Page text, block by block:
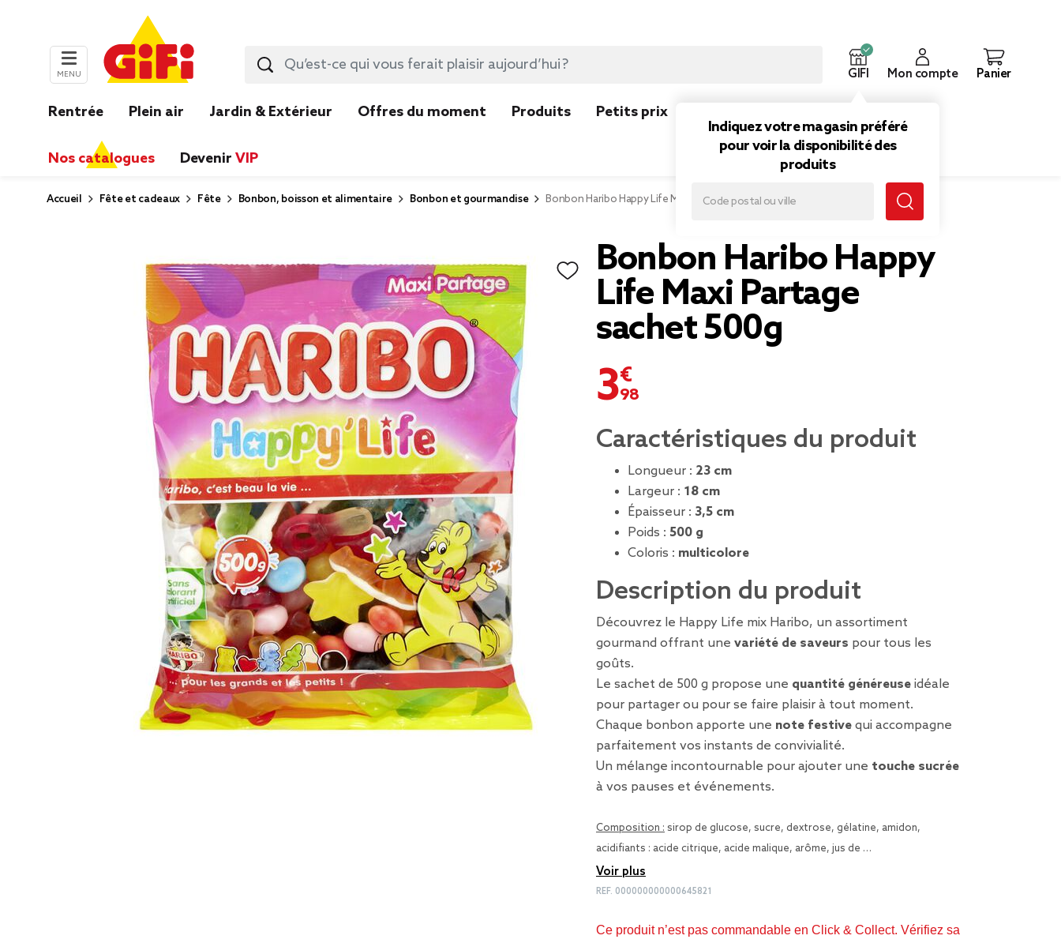
MENU GIFI
Indiquez votre magasin préféré
pour voir la disponibilité des
produits
Mon compte Panier
Rentrée Plein air Jardin & Extérieur Offres du moment Produits Petits prix
Nos catalogues Devenir VIP
Accueil Fête et cadeaux Fête Bonbon, boisson et alimentaire Bonbon et gourmandise Bonbon Haribo Happy Life Maxi Partage sachet 500g
Bonbon Haribo Happy
Life Maxi Partage
sachet 500g
3,98 €
Caractéristiques du produit
Longueur : 23 cm
Largeur : 18 cm
Épaisseur : 3,5 cm
Poids : 500 g
Coloris : multicolore
Description du produit
Découvrez le Happy Life mix Haribo, un assortiment
gourmand offrant une variété de saveurs pour tous les
goûts.
Le sachet de 500 g propose une quantité généreuse idéale
pour partager ou pour se faire plaisir à tout moment.
Chaque bonbon apporte une note festive qui accompagne
parfaitement vos instants de convivialité.
Un mélange incontournable pour ajouter une touche sucrée
à vos pauses et événements.
Composition : sirop de glucose, sucre, dextrose, gélatine, amidon,
acidifiants : acide citrique, acide malique, arôme, jus de …
Voir plus
REF. 000000000000645821
Ce produit n’est pas commandable en Click & Collect. Vérifiez sa